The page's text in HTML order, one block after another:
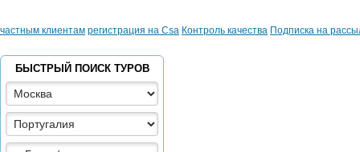
частным клиентам регистрация на Csa Контроль качества Подписка на
БЫСТРЫЙ ПОИСК ТУРОВ